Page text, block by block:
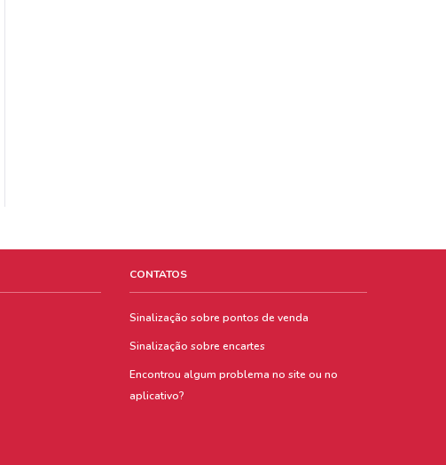
CONTATOS
Sinalização sobre pontos de venda
Sinalização sobre encartes
Encontrou algum problema no site ou no
aplicativo?